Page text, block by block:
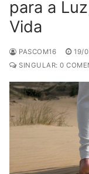
para a
Vida
PASCOM16 19/
SINGULAR: 0